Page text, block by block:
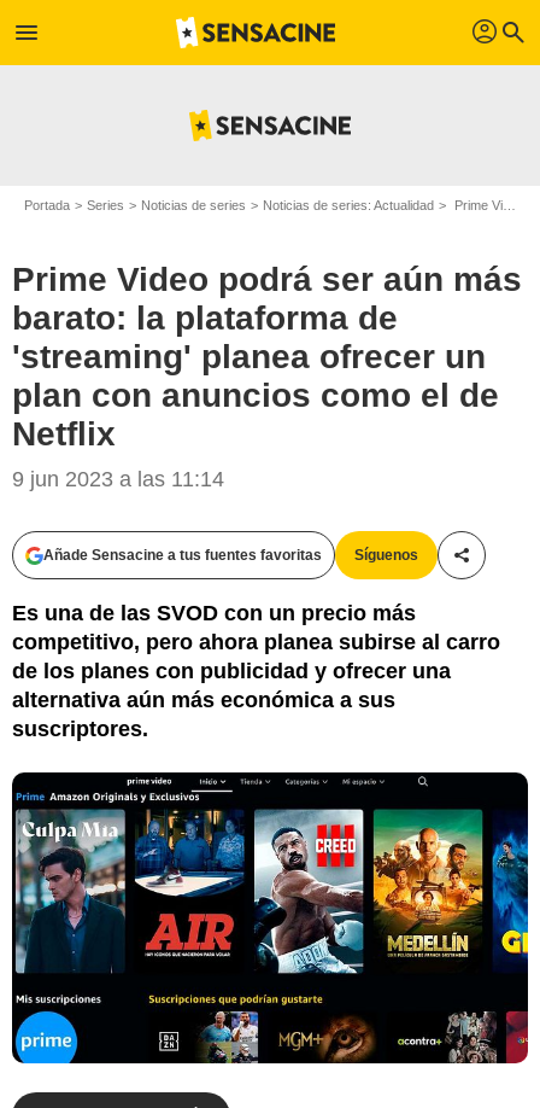
menu profil search
Portada Series Noticias de series Noticias de series: Actualidad Prime Video podrá ser aún más barato: la plataforma de 'streaming' planea ofrecer un plan con anuncios como el de Netflix
Prime Video podrá ser aún más
barato: la plataforma de
'streaming' planea ofrecer un
plan con anuncios como el de
Netflix
9 jun 2023 a las 11:14
Añade Sensacine a tus fuentes favoritas Síguenos
Es una de las SVOD con un precio más
competitivo, pero ahora planea subirse al carro
de los planes con publicidad y ofrecer una
alternativa aún más económica a sus
suscriptores.